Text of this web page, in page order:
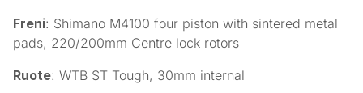
Freni: Shimano M4100 four piston with sintered metal
pads, 220/200mm Centre lock rotors
Ruote: WTB ST Tough, 30mm internal